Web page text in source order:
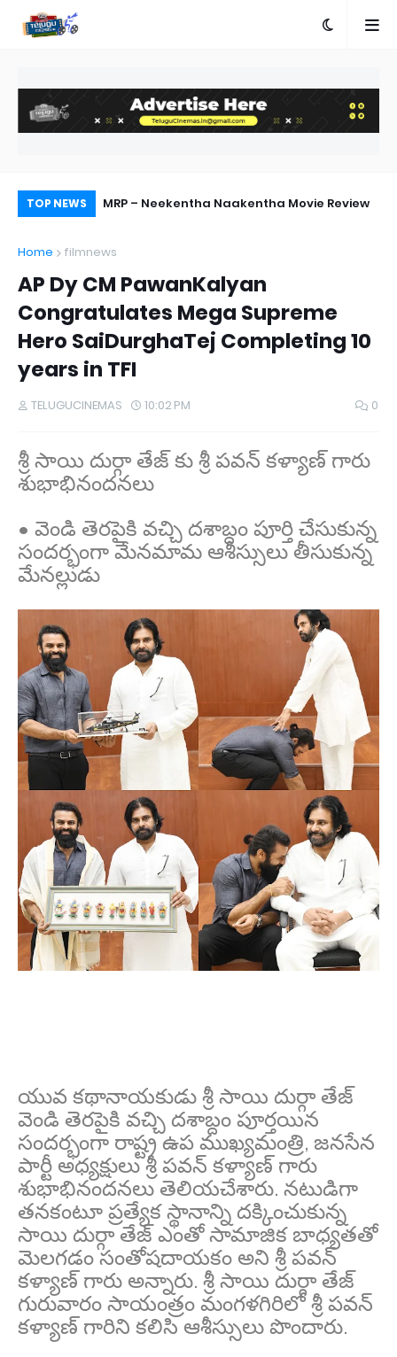
TOP NEWS
First Look MRP – Neekentha Naakentha Movie Review
Home
filmnews
AP Dy CM PawanKalyan
Congratulates Mega Supreme
Hero SaiDurghaTej Completing 10
years in TFI
TELUGUCINEMAS 10:02 PM 0
శ్రీ సాయి దుర్గా తేజ్ కు శ్రీ పవన్ కళ్యాణ్ గారు
శుభాభినందనలు
• వెండి తెరపైకి వచ్చి దశాబ్దం పూర్తి చేసుకున్న
సందర్భంగా మేనమామ ఆశీస్సులు తీసుకున్న
మేనల్లుడు
యువ కథానాయకుడు శ్రీ సాయి దుర్గా తేజ్
వెండి తెరపైకి వచ్చి దశాబ్దం పూర్తయిన
సందర్భంగా రాష్ట్ర ఉప ముఖ్యమంత్రి, జనసేన
పార్టీ అధ్యక్షులు శ్రీ పవన్ కళ్యాణ్ గారు
శుభాభినందనలు తెలియచేశారు. నటుడిగా
తనకంటూ ప్రత్యేక స్థానాన్ని దక్కించుకున్న
సాయి దుర్గా తేజ్ ఎంతో సామాజిక బాధ్యతతో
మెలగడం సంతోషదాయకం అని శ్రీ పవన్
కళ్యాణ్ గారు అన్నారు. శ్రీ సాయి దుర్గా తేజ్
గురువారం సాయంత్రం మంగళగిరిలో శ్రీ పవన్
కళ్యాణ్ గారిని కలిసి ఆశీస్సులు పొందారు.